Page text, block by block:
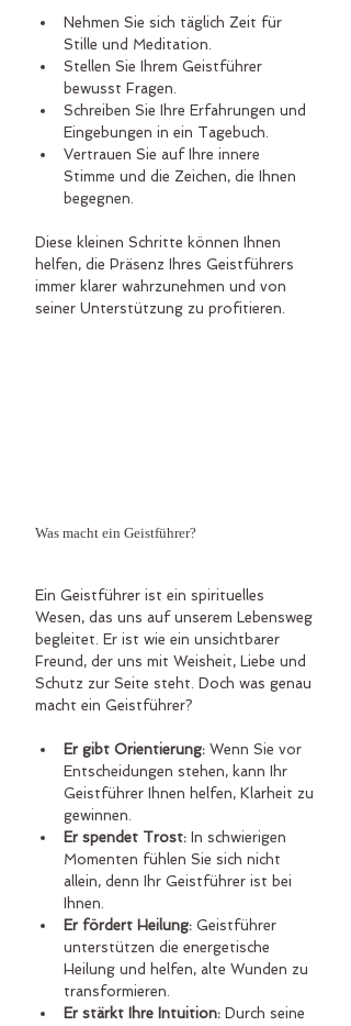
Nehmen Sie sich täglich Zeit für
Stille und Meditation.
Stellen Sie Ihrem Geistführer
bewusst Fragen.
Schreiben Sie Ihre Erfahrungen und
Eingebungen in ein Tagebuch.
Vertrauen Sie auf Ihre innere
Stimme und die Zeichen, die Ihnen
begegnen.
Diese kleinen Schritte können Ihnen
helfen, die Präsenz Ihres Geistführers
immer klarer wahrzunehmen und von
seiner Unterstützung zu profitieren.
Was macht ein Geistführer?
Ein Geistführer ist ein spirituelles
Wesen, das uns auf unserem Lebensweg
begleitet. Er ist wie ein unsichtbarer
Freund, der uns mit Weisheit, Liebe und
Schutz zur Seite steht. Doch was genau
macht ein Geistführer?
Er gibt Orientierung: Wenn Sie vor
Entscheidungen stehen, kann Ihr
Geistführer Ihnen helfen, Klarheit zu
gewinnen.
Er spendet Trost: In schwierigen
Momenten fühlen Sie sich nicht
allein, denn Ihr Geistführer ist bei
Ihnen.
Er fördert Heilung: Geistführer
unterstützen die energetische
Heilung und helfen, alte Wunden zu
transformieren.
Er stärkt Ihre Intuition: Durch seine